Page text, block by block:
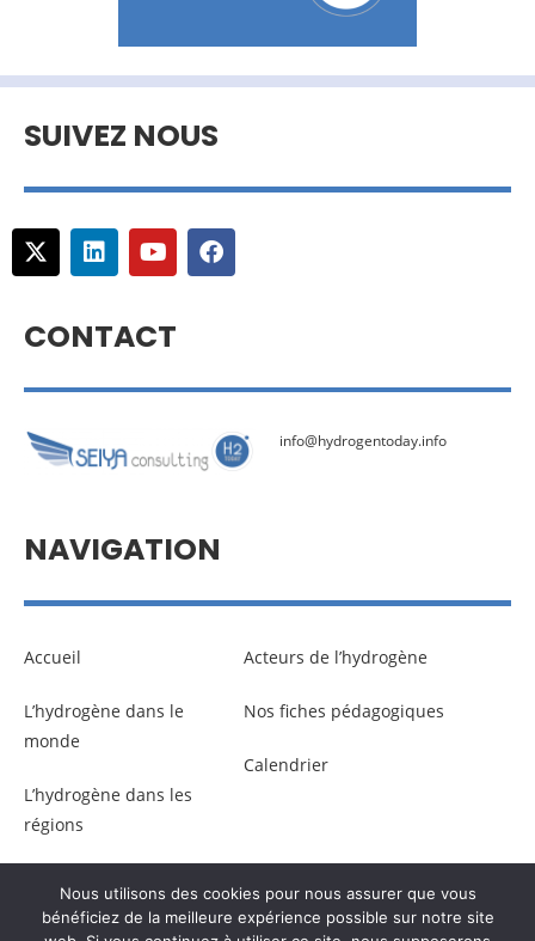
SUIVEZ NOUS
CONTACT
info@hydrogentoday.info
NAVIGATION
Accueil
L’hydrogène dans le
monde
L’hydrogène dans les
régions
Acteurs de l’hydrogène
Nos fiches pédagogiques
Calendrier
© Copyright –Communicaweb 2026
Nous utilisons des cookies pour nous assurer que vous
bénéficiez de la meilleure expérience possible sur notre site